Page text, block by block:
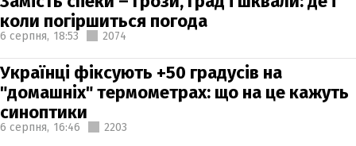
коли погіршиться погода
6 серпня, 18:53 2074
Українці фіксують +50 градусів на
"домашніх" термометрах: що на це кажуть
синоптики
6 серпня, 16:46 2203